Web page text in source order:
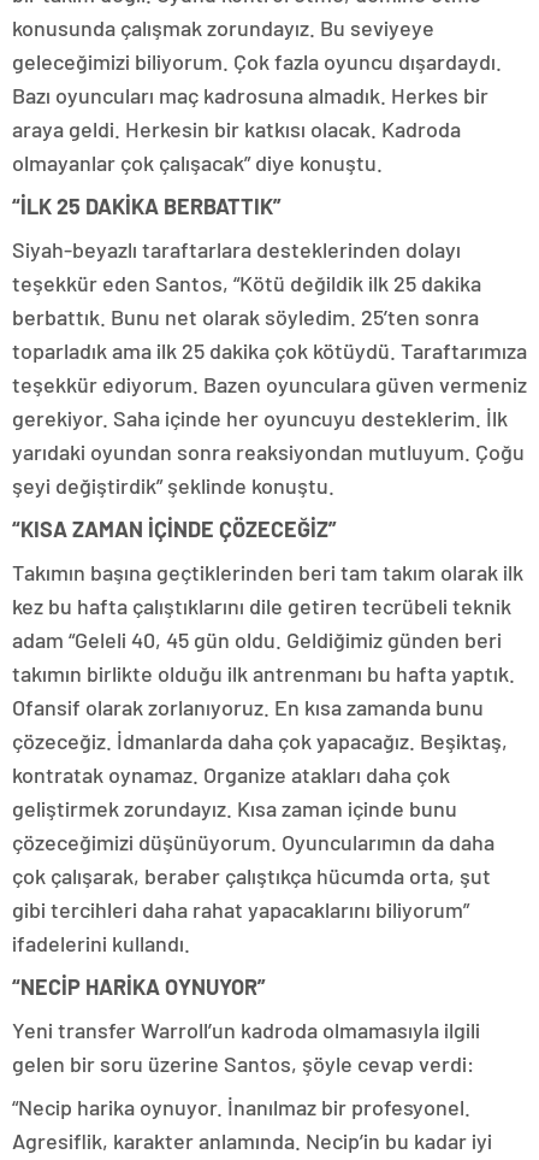
konusunda çalışmak zorundayız. Bu seviyeye
geleceğimizi biliyorum. Çok fazla oyuncu dışardaydı.
Bazı oyuncuları maç kadrosuna almadık. Herkes bir
araya geldi. Herkesin bir katkısı olacak. Kadroda
olmayanlar çok çalışacak” diye konuştu.
“İLK 25 DAKİKA BERBATTIK”
Siyah-beyazlı taraftarlara desteklerinden dolayı
teşekkür eden Santos, “Kötü değildik ilk 25 dakika
berbattık. Bunu net olarak söyledim. 25’ten sonra
toparladık ama ilk 25 dakika çok kötüydü. Taraftarımıza
teşekkür ediyorum. Bazen oyunculara güven vermeniz
gerekiyor. Saha içinde her oyuncuyu desteklerim. İlk
yarıdaki oyundan sonra reaksiyondan mutluyum. Çoğu
şeyi değiştirdik” şeklinde konuştu.
“KISA ZAMAN İÇİNDE ÇÖZECEĞİZ”
Takımın başına geçtiklerinden beri tam takım olarak ilk
kez bu hafta çalıştıklarını dile getiren tecrübeli teknik
adam “Geleli 40, 45 gün oldu. Geldiğimiz günden beri
takımın birlikte olduğu ilk antrenmanı bu hafta yaptık.
Ofansif olarak zorlanıyoruz. En kısa zamanda bunu
çözeceğiz. İdmanlarda daha çok yapacağız. Beşiktaş,
kontratak oynamaz. Organize atakları daha çok
geliştirmek zorundayız. Kısa zaman içinde bunu
çözeceğimizi düşünüyorum. Oyuncularımın da daha
çok çalışarak, beraber çalıştıkça hücumda orta, şut
gibi tercihleri daha rahat yapacaklarını biliyorum”
ifadelerini kullandı.
“NECİP HARİKA OYNUYOR”
Yeni transfer Warroll’un kadroda olmamasıyla ilgili
gelen bir soru üzerine Santos, şöyle cevap verdi:
“Necip harika oynuyor. İnanılmaz bir profesyonel.
Agresiflik, karakter anlamında. Necip’in bu kadar iyi